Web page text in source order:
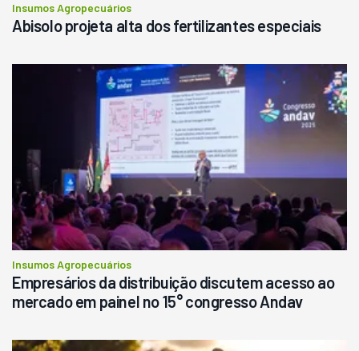
Insumos Agropecuários
Abisolo projeta alta dos fertilizantes especiais
Insumos Agropecuários
Empresários da distribuição discutem acesso ao
mercado em painel no 15° congresso Andav